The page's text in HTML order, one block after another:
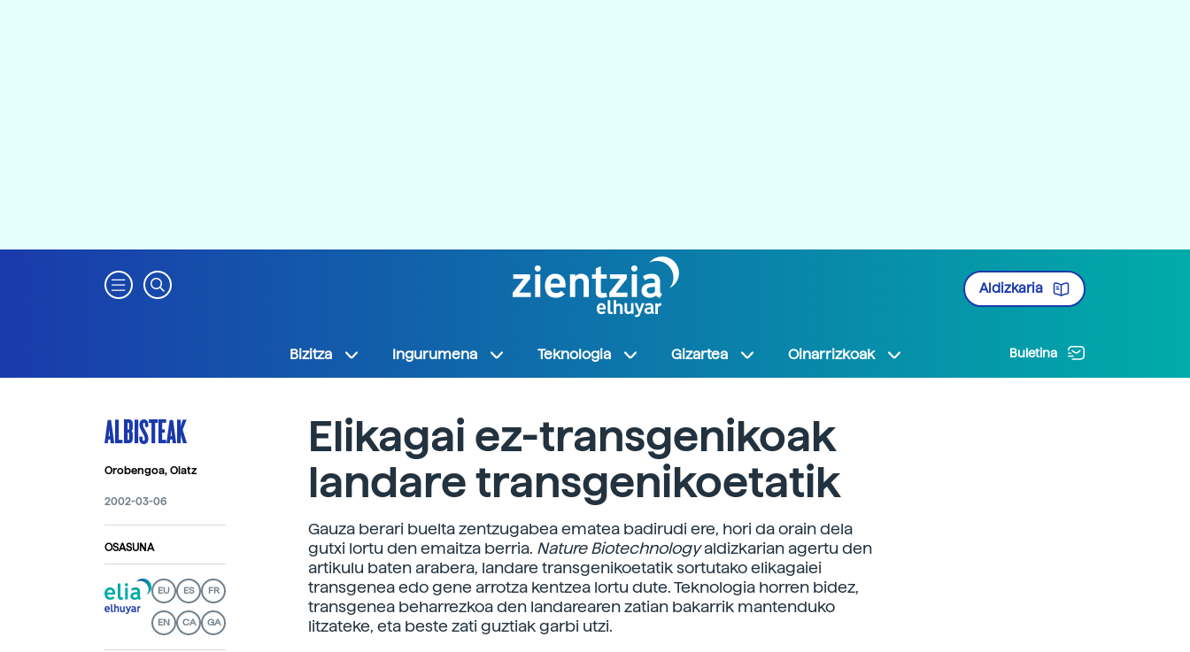
Aldizkaria
Bizitza Ingurumena Teknologia Gizartea Oinarrizkoak Buletina
ALBISTEAK
Orobengoa, Olatz
2002-03-06
OSASUNA
EU ES FR
EN CA GA
Elikagai ez-transgenikoak
landare transgenikoetatik
Gauza berari buelta zentzugabea ematea badirudi ere, hori da orain dela
gutxi lortu den emaitza berria. NatureBiotechnologyaldizkarian agertu den
artikulu baten arabera, landare transgenikoetatik sortutako elikagaiei
transgenea edo gene arrotza kentzea lortu dute. Teknologia horren bidez,
transgenea beharrezkoa den landarearen zatian bakarrik mantenduko
litzateke, eta beste zati guztiak garbi utzi.